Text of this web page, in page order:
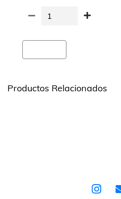
Productos Relacionados